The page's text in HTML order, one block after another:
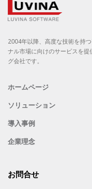
2004年以降、高度な技術を持
ナル市場に向けのサービスを
グ会社です。
ホームページ
ソリューション
導入事例
企業理念
お問合せ